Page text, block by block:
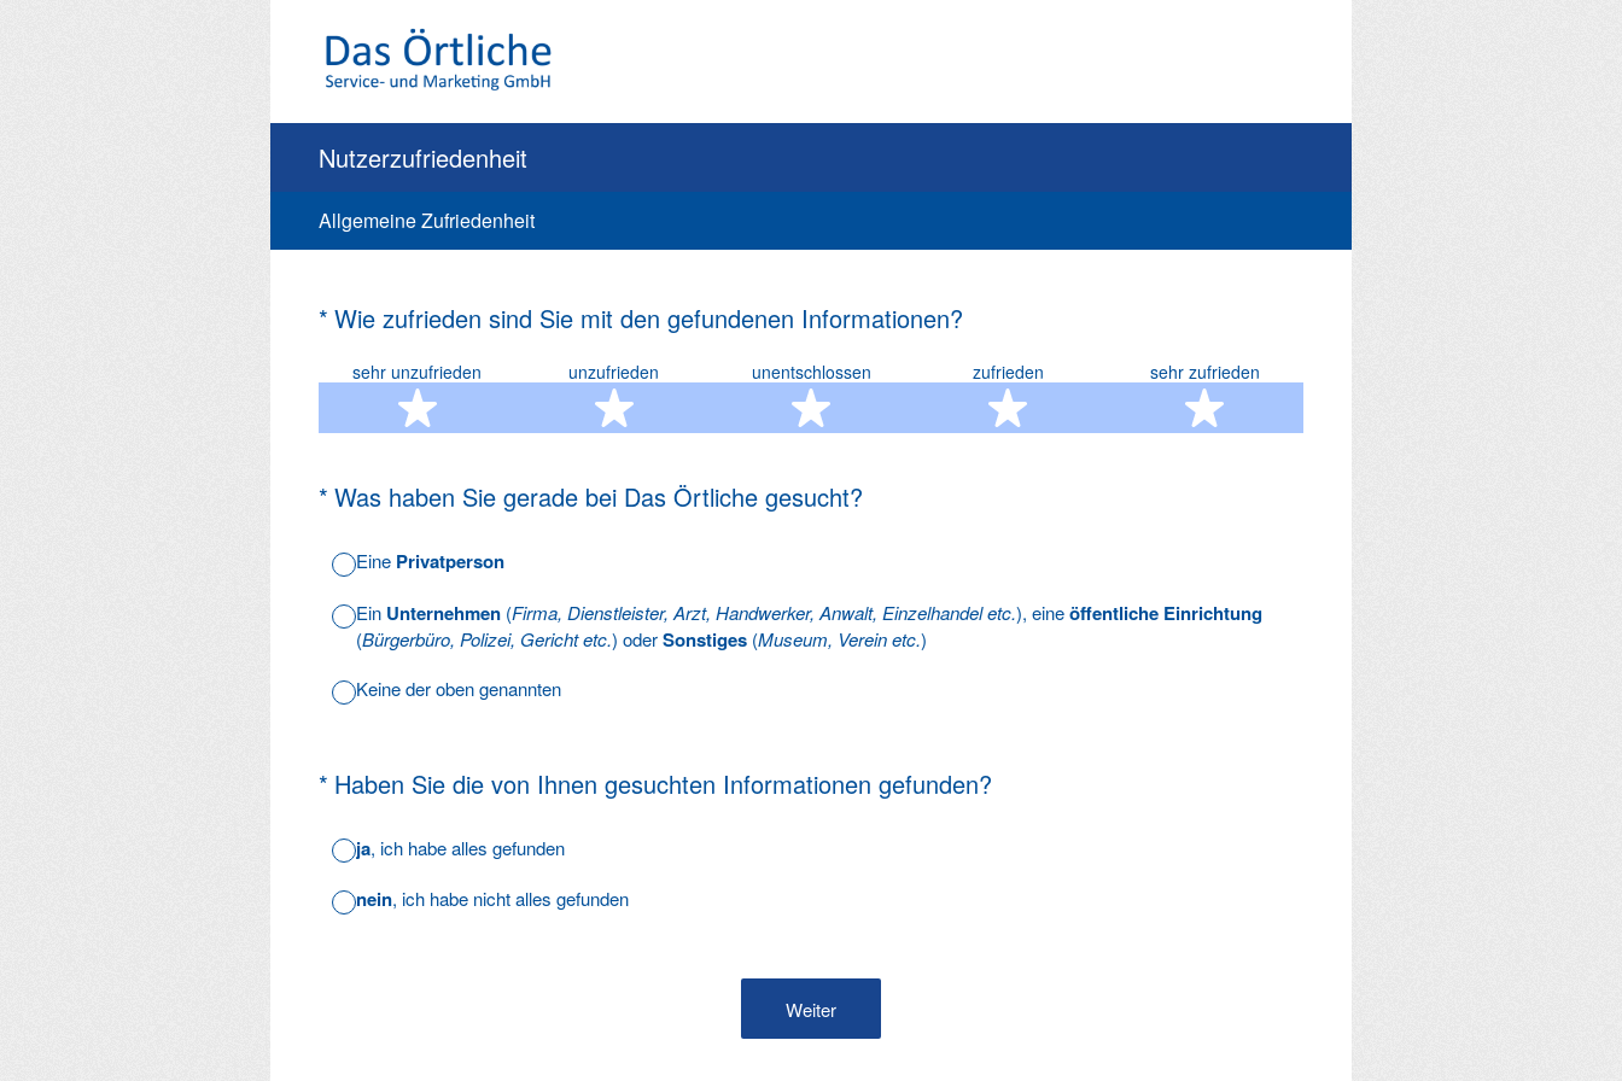
Nutzerzufriedenheit
Allgemeine Zufriedenheit
* Wie zufrieden sind Sie mit den gefundenen Informationen?
(Erforderlich.)
sehr unzufrieden
1 Stern
unzufrieden
2 Sterne
unentschlossen
3 Sterne
zufrieden
4 Sterne
sehr zufrieden
5 Sterne
* Was haben Sie gerade bei Das Örtliche gesucht?
(Erforderlich.)
Eine Privatperson
Ein Unternehmen (Firma, Dienstleister, Arzt, Handwerker, Anwalt, Einzelhandel etc.), eineöffentliche Einrichtung
(Bürgerbüro, Polizei, Gericht etc.) oderSonstiges (Museum, Verein etc.)
Keine der oben genannten
* Haben Sie die von Ihnen gesuchten Informationen gefunden?
(Erforderlich.)
ja, ich habe alles gefunden
nein, ich habe nicht alles gefunden
Weiter